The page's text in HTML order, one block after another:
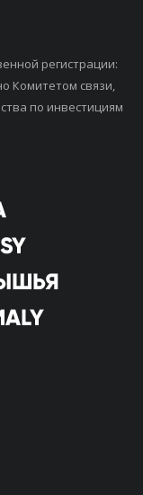
регистрации:
Комитетом связи,
по инвестициям